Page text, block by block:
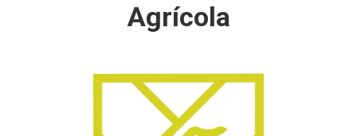
Agrícola
Mejorar la calidad de vida de las personas que
viven en vulnerabilidad socio-económica
mediante la acción participativa a través de un